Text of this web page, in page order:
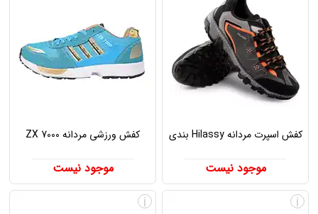
کفش اسپرت مردانه Hilassy بندی
موجود نیست
کفش ورزشی مردانه ZX 7000
موجود نیست
i
i